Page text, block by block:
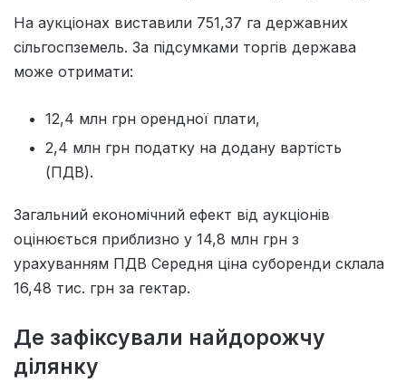
На аукціонах виставили 751,37 га державних
сільгоспземель. За підсумками торгів держава
може отримати:
12,4 млн грн орендної плати,
2,4 млн грн податку на додану вартість
(ПДВ).
Загальний економічний ефект від аукціонів
оцінюється приблизно у 14,8 млн грн з
урахуванням ПДВ Середня ціна суборенди склала
16,48 тис. грн за гектар.
Де зафіксували найдорожчу
ділянку